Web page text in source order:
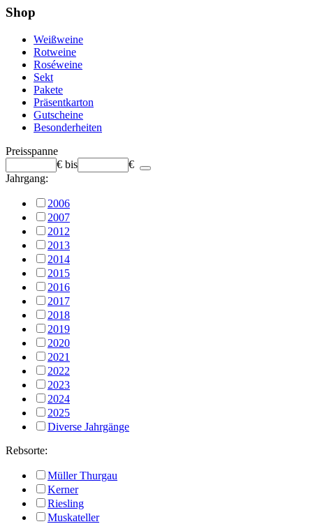
Shop
Weißweine
Rotweine
Roséweine
Sekt
Pakete
Präsentkarton
Gutscheine
Besonderheiten
Preisspanne
€ bis
€
Jahrgang:
2006
2007
2012
2013
2014
2015
2016
2017
2018
2019
2020
2021
2022
2023
2024
2025
Diverse Jahrgänge
Rebsorte:
Müller Thurgau
Kerner
Riesling
Muskateller